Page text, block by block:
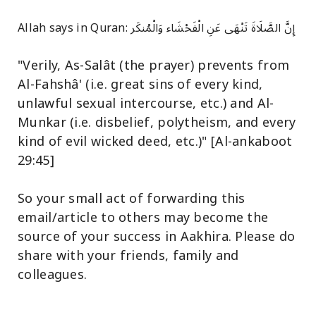
Allah says in Quran: إِنَّ الصَّلَاةَ تَنْهَى عَنِ الْفَحْشَاء وَالْمُنكَر
"Verily, As-Salât (the prayer) prevents from
Al-Fahshâ' (i.e. great sins of every kind,
unlawful sexual intercourse, etc.) and Al-
Munkar (i.e. disbelief, polytheism, and every
kind of evil wicked deed, etc.)" [Al-ankaboot
29:45]
So your small act of forwarding this
email/article to others may become the
source of your success in Aakhira. Please do
share with your friends, family and
colleagues.